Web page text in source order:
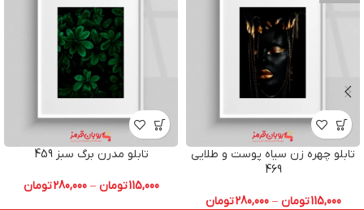
تابلو چهره زن سیاه پوست و طلایی
469
115,000تومان –
280,000تومان
تابلو مدرن برگ سبز 459
115,000تومان –
280,000تومان